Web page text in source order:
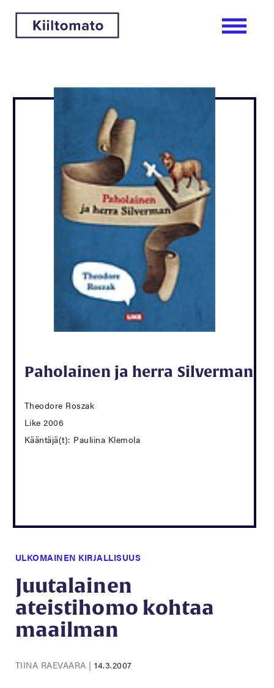
Paholainen ja herra Silverman
Theodore Roszak
Like 2006
Kääntäjä(t): Pauliina Klemola
ULKOMAINEN KIRJALLISUUS
Juutalainen
ateistihomo kohtaa
maailman
TIINA RAEVAARA |14.3.2007